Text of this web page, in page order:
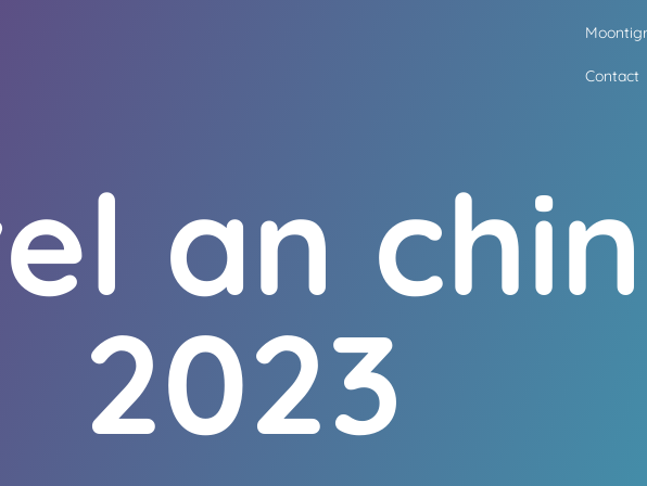
Contact
an
2023